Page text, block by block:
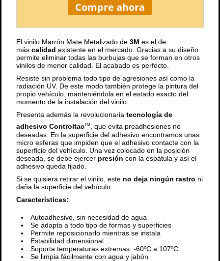
Compre ahora
El vinilo Marrón Mate Metalizado de 3M es el de
más calidad existente en el mercado. Gracias a su diseño
permite eliminar todas las burbujas que se forman en otros
vinilos de menor calidad. El acabado es perfecto.
Resiste sin problema todo tipo de agresiones así como la
radiación UV. De este modo también protege la pintura del
propio vehículo, manteniéndola en el estado exacto del
momento de la instalación del vinilo.
Presenta además la revolucionaria tecnología de
adhesivo ControltacTM
, que evita preadhesiones no
deseadas. En la superficie del adhesivo encontramos unas
micro esferas que impiden que el adhesivo contacte con la
superficie del vehículo. Una vez colocado en la posición
deseada, se debe ejercer presión con la espátula y así el
adhesivo queda fijado.
Si se quisiera retirar el vinilo, este no deja ningún rastro ni
daña la superficie del vehículo.
Características:
Autoadhesivo, sin necesidad de agua
Se adapta a todo tipo de formas y superficies
Permite reposicionarlo mientras se instala
Estabilidad dimensional
Soporta temperaturas extremas: -60ºC a 107ºC
Se limpia fácilmente con agua y jabón